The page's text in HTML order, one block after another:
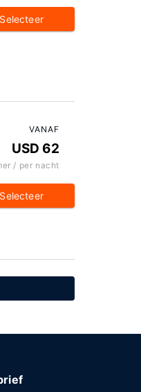
Selecteer
VANAF
USD 62
/ per nacht
Selecteer